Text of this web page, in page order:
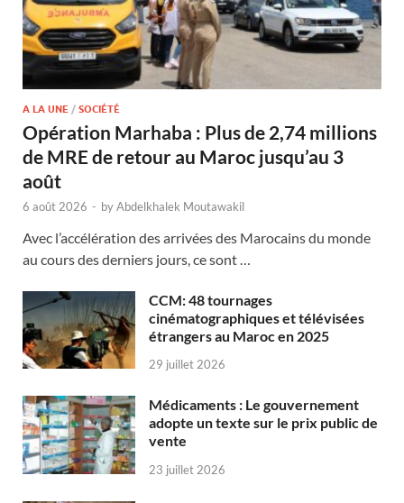
A LA UNE / SOCIÉTÉ
Opération Marhaba : Plus de 2,74 millions
de MRE de retour au Maroc jusqu’au 3
août
6 août 2026 - byAbdelkhalek Moutawakil
Avec l’accélération des arrivées des Marocains du monde
au cours des derniers jours, ce sont …
CCM: 48 tournages
cinématographiques et télévisées
étrangers au Maroc en 2025
29 juillet 2026
Médicaments : Le gouvernement
adopte un texte sur le prix public de
vente
23 juillet 2026